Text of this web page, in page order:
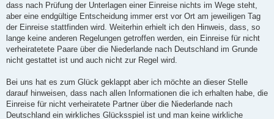
dass nach Prüfung der Unterlagen einer Einreise nichts im Wege steht,
aber eine endgültige Entscheidung immer erst vor Ort am jeweiligen Tag
der Einreise stattfinden wird. Weiterhin erhielt ich den Hinweis, dass, so
lange keine anderen Regelungen getroffen werden, ein Einreise für nicht
verheiratetete Paare über die Niederlande nach Deutschland im Grunde
nicht gestattet ist und auch nicht zur Regel wird.
Bei uns hat es zum Glück geklappt aber ich möchte an dieser Stelle
darauf hinweisen, dass nach allen Informationen die ich erhalten habe, die
Einreise für nicht verheiratete Partner über die Niederlande nach
Deutschland ein wirkliches Glücksspiel ist und man keine wirkliche